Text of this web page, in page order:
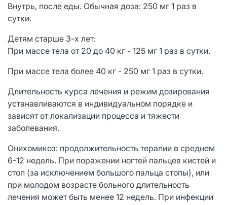
Внутрь, после еды. Обычная доза: 250 мг 1 раз в
сутки.
Детям старше 3-х лет:
При массе тела от 20 до 40 кг - 125 мг 1 раз в сутки.
При массе тела более 40 кг - 250 мг 1 раз в сутки.
Длительность курса лечения и режим дозирования
устанавливаются в индивидуальном порядке и
зависят от локализации процесса и тяжести
заболевания.
Онихомикоз: продолжительность терапии в среднем
6-12 недель. При поражении ногтей пальцев кистей и
стоп (за исключением большого пальца стопы), или
при молодом возрасте больного длительность
лечения может быть менее 12 недель. При инфекции